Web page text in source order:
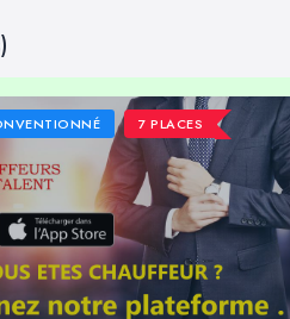
7 PLACES